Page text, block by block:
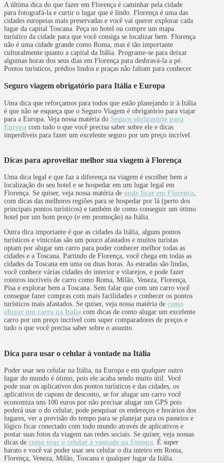
A última dica do que fazer em Florença é caminhar pela cidade
para fotografá-la e curtir o lugar que é lindo. Florença é uma das
cidades europeias mais preservadas e você vai querer explorar cada
lugar da capital Toscana. Peça no hotel ou compre um mapa
turístico da cidade para que você consiga se localizar bem. Florença
não é uma cidade grande como Roma, mas é tão importante
culturalmente quanto a capital da Itália. Programe-se para deixar
algumas horas dos seus dias em Florença para desbravá-la a pé.
Pontos turísticos, prédios lindos e praças não faltam para conhecer.
Seguro viagem obrigatório para Itália e Europa
Uma dica que reforçamos para todos que estão planejando ir à Itália
é que não se esqueça que o Seguro Viagem é obrigatório para viajar
para a Europa. Veja nossa matéria do Seguro obrigatório para
Europa com tudo o que você precisa saber sobre ele e dicas
imperdíveis para fazer um excelente seguro por um preço incrível.
Dicas para aproveitar melhor sua viagem à Florença
Uma dica legal e que faz a diferença na viagem é escolher bem a
localização do seu hotel e se hospedar em um lugar legal em
Florença. Se quiser, veja nossa matéria de onde ficar em Florença,
com dicas das melhores regiões para se hospedar por lá (perto dos
principais pontos turísticos) e também de como conseguir um ótimo
hotel por um bom preço (e em promoção) na Itália.
Outra dica importante é que as cidades da Itália, alguns pontos
turísticos e vinícolas são um pouco afastados e muitos turistas
optam por alugar um carro para poder conhecer melhor todas as
cidades e a Toscana. Partindo de Florença, você chega em todas as
cidades da Toscana em uma ou duas horas. As estradas são lindas,
você conhece várias cidades do interior e vilarejos, e pode fazer
roteiros incríveis de carro como Roma, Milão, Veneza, Florença,
Pisa e explorar bem a Toscana. Sem falar que com um carro você
consegue fazer compras com mais facilidades e conhecer os pontos
turísticos mais afastados. Se quiser, veja nossa matéria de como
alugar um carro na Itália com dicas de como alugar um excelente
carro por um preço incrível com super comparadores de preços e
tudo o que você precisa saber sobre o assunto.
Dica para usar o celular à vontade na Itália
Poder usar seu celular na Itália, na Europa e em qualquer outro
lugar do mundo é ótimo, pois ele acaba sendo muito útil. Você
pode usar os aplicativos dos pontos turísticos e das cidades, os
aplicativos de cupons de desconto, se for alugar um carro você
economiza uns 100 euros por não precisar alugar um GPS pois
poderá usar o do celular, pode pesquisar os endereços e horários dos
lugares, ver a previsão do tempo para se planejar para os passeios e
lógico ficar conectado com todo mundo através de aplicativos e
postar suas fotos da viagem nas redes sociais. Se quiser, veja nossas
dicas de como usar o celular à vontade na Europa. É super
barato e você vai poder usar seu celular o dia inteiro em Roma,
Florença, Veneza, Milão, Toscana e qualquer lugar da Itália.